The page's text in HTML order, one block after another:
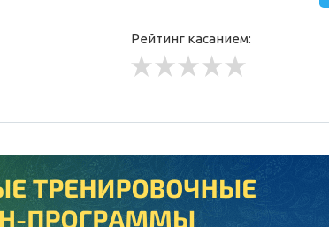
Рейтинг касанием: